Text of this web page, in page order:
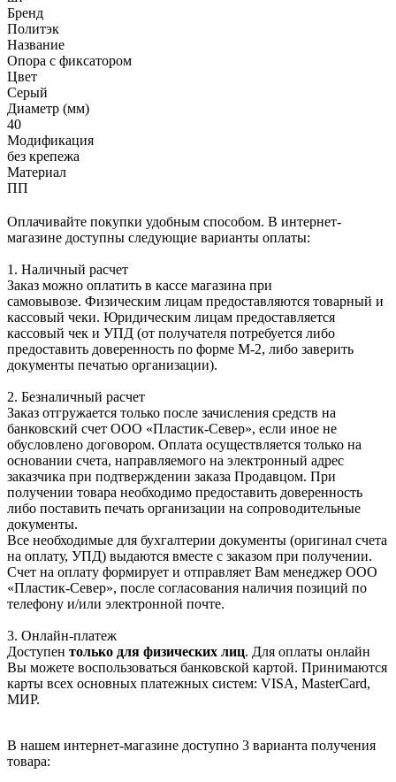
Бренд
Политэк
Название
Опора с фиксатором
Цвет
Серый
Диаметр (мм)
40
Модификация
без крепежа
Материал
ПП
Оплачивайте покупки удобным способом. В интернет-
магазине доступны следующие варианты оплаты:
1. Наличный расчет
Заказ можно оплатить в кассе магазина при
самовывозе. Физическим лицам предоставляются товарный и
кассовый чеки. Юридическим лицам предоставляется
кассовый чек и УПД (от получателя потребуется либо
предоставить доверенность по форме М-2, либо заверить
документы печатью организации).
2. Безналичный расчет
Заказ отгружается только после зачисления средств на
банковский счет ООО «Пластик-Север», если иное не
обусловлено договором. Оплата осуществляется только на
основании счета, направляемого на электронный адрес
заказчика при подтверждении заказа Продавцом. При
получении товара необходимо предоставить доверенность
либо поставить печать организации на сопроводительные
документы.
Все необходимые для бухгалтерии документы (оригинал счета
на оплату, УПД) выдаются вместе с заказом при получении.
Счет на оплату формирует и отправляет Вам менеджер ООО
«Пластик-Север», после согласования наличия позиций по
телефону и/или электронной почте.
3. Онлайн-платеж
Доступен только для физических лиц. Для оплаты онлайн
Вы можете воспользоваться банковской картой. Принимаются
карты всех основных платежных систем: VISA, MasterCard,
МИР.
В нашем интернет-магазине доступно 3 варианта получения
товара: